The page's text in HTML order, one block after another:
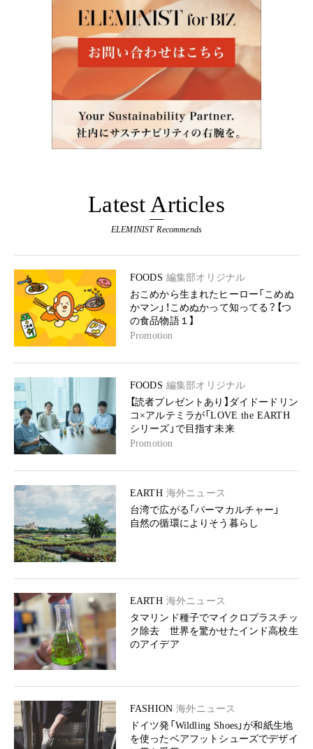
Latest Articles
ELEMINIST Recommends
FOODS 編集部オリジナル
おこめから生まれたヒーロー「こめぬ
かマン」！こめぬかって知ってる？【つ
の食品物語１】
Promotion
FOODS 編集部オリジナル
【読者プレゼントあり】ダイドードリン
コ×アルテミラが「LOVE the EARTH
シリーズ」で目指す未来
Promotion
EARTH 海外ニュース
台湾で広がる「パーマカルチャー」
自然の循環によりそう暮らし
EARTH 海外ニュース
タマリンド種子でマイクロプラスチッ
ク除去 世界を驚かせたインド高校生
のアイデア
FASHION 海外ニュース
ドイツ発「Wildling Shoes」が和紙生地
を使ったベアフットシューズでデザイ